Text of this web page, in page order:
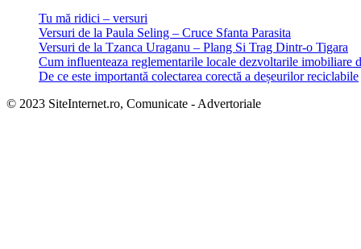
Tu mă ridici – versuri
Versuri de la Paula Seling – Cruce Sfanta Parasita
Versuri de la Tzanca Uraganu – Plang Si Trag Dintr-o Tigara
Cum influenteaza reglementarile locale dezvoltarile imobiliare
De ce este importantă colectarea corectă a deșeurilor reciclabile
© 2023 SiteInternet.ro, Comunicate - Advertoriale